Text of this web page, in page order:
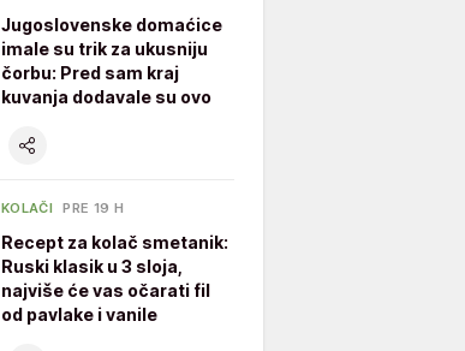
Jugoslovenske domaćice
imale su trik za ukusniju
čorbu: Pred sam kraj
kuvanja dodavale su ovo
KOLAČI PRE 19 H
Recept za kolač smetanik:
Ruski klasik u 3 sloja,
najviše će vas očarati fil
od pavlake i vanile